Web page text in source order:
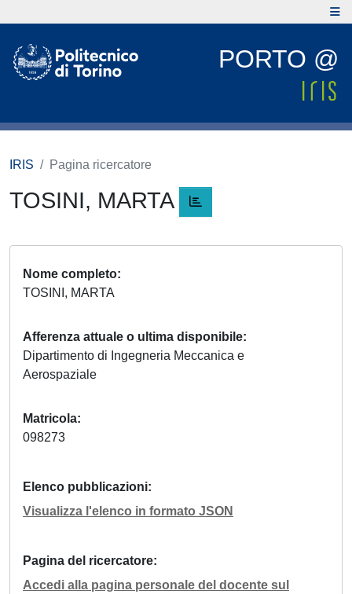
PORTO @
IRIS Pagina ricercatore
TOSINI, MARTA
Nome completo
TOSINI, MARTA
Afferenza attuale o ultima disponibile
Dipartimento di Ingegneria Meccanica e
Aerospaziale
Matricola
098273
Elenco pubblicazioni
Visualizza l'elenco in formato JSON
Pagina del ricercatore
Accedi alla pagina personale del docente sul